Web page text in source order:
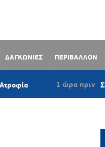
ΔΑΓΚΩΝΙΕΣ ΠΕΡΙΒΑΛΛΟΝ
1 ώρα πριν Σαντορίνη: